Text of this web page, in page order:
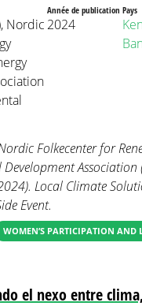
Nordic
Année de publication
2024
Pays
Folkecenter for
Local Climate
Event.
WOMEN’S PARTICIPATION AND
el nexo entre